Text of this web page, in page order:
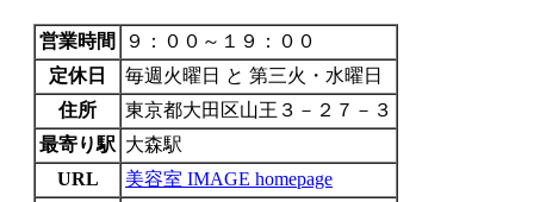
営業時間
９：００～１９：００
定休日
毎週火曜日 と 第三火・水曜日
住所
東京都大田区山王３－２７－３
最寄り駅 大森駅
URL
美容室 IMAGE homepage